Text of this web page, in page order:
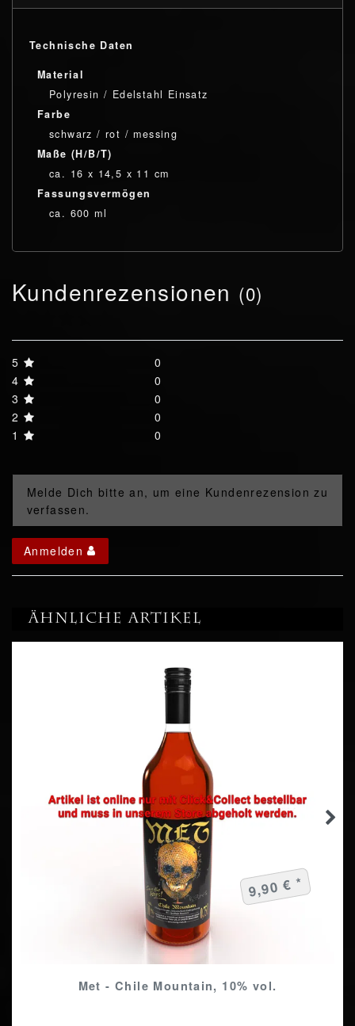
Technische Daten
Material
Polyresin / Edelstahl Einsatz
Farbe
schwarz / rot / messing
Maße (H/B/T)
ca. 16 x 14,5 x 11 cm
Fassungsvermögen
ca. 600 ml
Kundenrezensionen (0)
5
0
4
0
3
0
2
0
1
0
Melde Dich bitte an, um eine Kundenrezension zu
verfassen.
Anmelden
Ähnliche Artikel
Met - Chile Mountain, 10% vol.
9,90 € *